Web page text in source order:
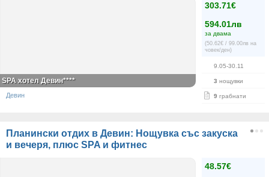
303.71€
594.01лв
за двама
(50.62€ / 99.00лв на
човек/ден)
9.05-30.11
3 нощувки
9 грабнати
SPA хотел Девин****
Девин
Планински отдих в Девин: Нощувка със закуска
и вечеря, плюс SPA и фитнес
48.57€